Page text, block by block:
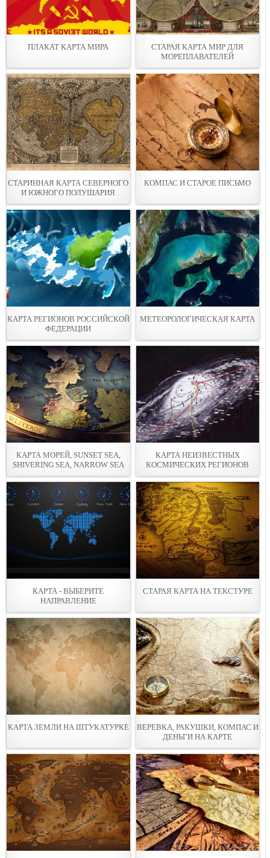
ПЛАКАТ КАРТА МИРА
СТАРАЯ КАРТА МИР ДЛЯ
МОРЕПЛАВАТЕЛЕЙ
СТАРИННАЯ КАРТА СЕВЕРНОГО
И ЮЖНОГО ПОЛУШАРИЯ
КОМПАС И СТАРОЕ ПИСЬМО
КАРТА РЕГИОНОВ РОССИЙСКОЙ
ФЕДЕРАЦИИ
МЕТЕОРОЛОГИЧЕСКАЯ КАРТА
КАРТА МОРЕЙ, SUNSET SEA,
SHIVERING SEA, NARROW SEA
КАРТА НЕИЗВЕСТНЫХ
КОСМИЧЕСКИХ РЕГИОНОВ
КАРТА - ВЫБЕРИТЕ
НАПРАВЛЕНИЕ
СТАРАЯ КАРТА НА ТЕКСТУРЕ
КАРТА ЗЕМЛИ НА ШТУКАТУРКЕ
ВЕРЕВКА, РАКУШКИ, КОМПАС И
ДЕНЬГИ НА КАРТЕ